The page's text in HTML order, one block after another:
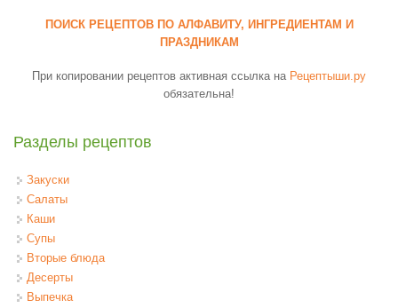
ПОИСК РЕЦЕПТОВ ПО АЛФАВИТУ, ИНГРЕДИЕНТАМ И
ПРАЗДНИКАМ
При копировании рецептов активная ссылка на Рецептыши.ру
обязательна!
Разделы рецептов
Закуски
Салаты
Каши
Супы
Вторые блюда
Десерты
Выпечка